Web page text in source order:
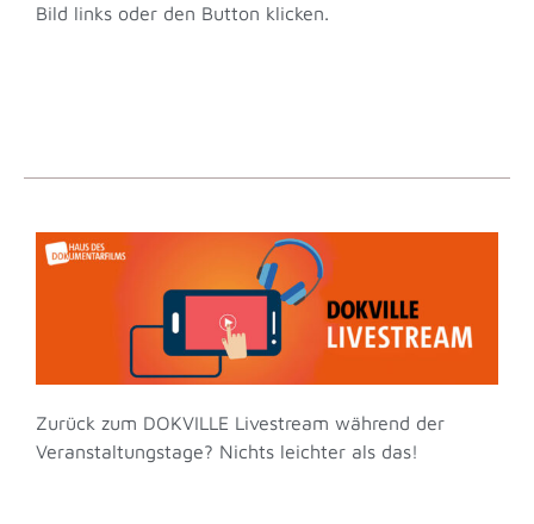
15:00CEST
IMPULS: Paulina Fröhlich
14:30 - 14:45
PANEL: Wie viel Gerechtigkeit
Bild links oder den Button klicken.
Zurück zum DOKVILLE Livestream während der
Veranstaltungstage? Nichts leichter als das!